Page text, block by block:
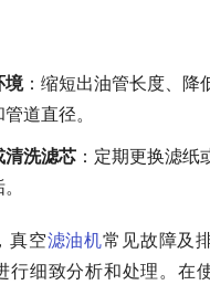
境：缩短出油管长度、降
道直径。
清洗滤芯 ：定期更换滤纸
真空滤油机常见故障及
行细致分析和处理。在